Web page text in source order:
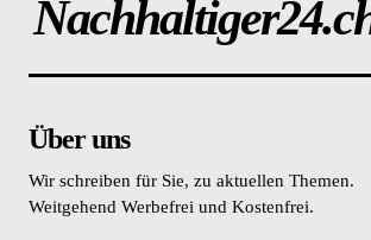
Über uns
Wir schreiben für Sie, zu aktuellen Themen.
Weitgehend Werbefrei und Kostenfrei.